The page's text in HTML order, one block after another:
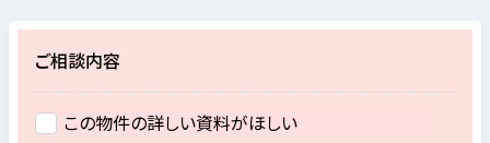
ご相談内容
この物件の詳しい資料がほしい